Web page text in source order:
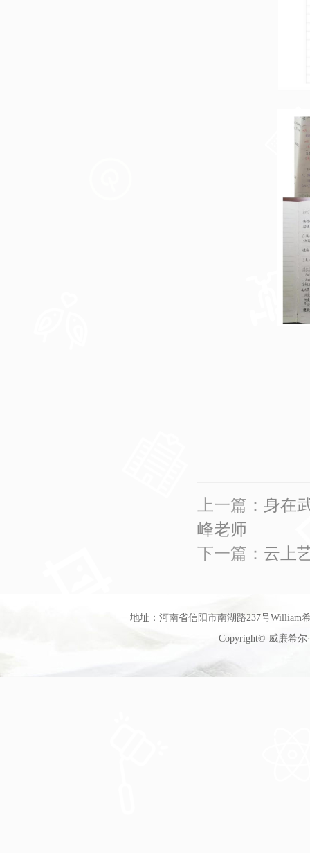
上一篇： 身在
峰老师
下一篇： 云上
地址：河南省信阳市南湖路237号William
Copyright© 威廉希